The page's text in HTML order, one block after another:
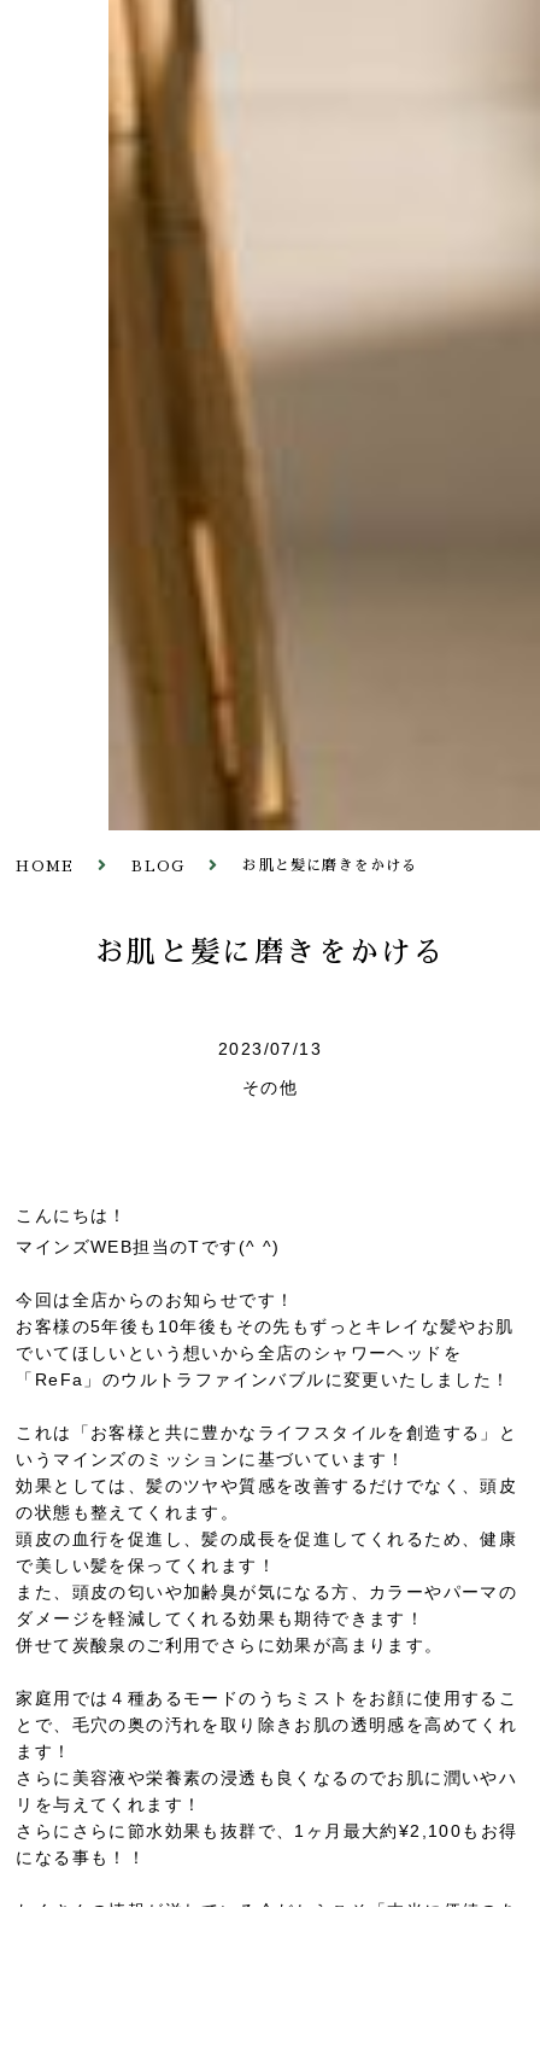
HOME BLOG お肌と髪に磨きをかける
お肌と髪に磨きをかける
2023/07/13
その他
こんにちは！
マインズWEB担当のTです(^ ^)
今回は全店からのお知らせです！
お客様の5年後も10年後もその先もずっとキレイな髪やお肌
でいてほしいという想いから全店のシャワーヘッドを
「ReFa」のウルトラファインバブルに変更いたしました！
これは「お客様と共に豊かなライフスタイルを創造する」と
いうマインズのミッションに基づいています！
効果としては、髪のツヤや質感を改善するだけでなく、頭皮
の状態も整えてくれます。
頭皮の血行を促進し、髪の成長を促進してくれるため、健康
で美しい髪を保ってくれます！
また、頭皮の匂いや加齢臭が気になる方、カラーやパーマの
ダメージを軽減してくれる効果も期待できます！
併せて炭酸泉のご利用でさらに効果が高まります。
家庭用では４種あるモードのうちミストをお顔に使用するこ
とで、毛穴の奥の汚れを取り除きお肌の透明感を高めてくれ
ます！
さらに美容液や栄養素の浸透も良くなるのでお肌に潤いやハ
リを与えてくれます！
さらにさらに節水効果も抜群で、1ヶ月最大約¥2,100もお得
になる事も！！
たくさんの情報が溢れている今だからこそ「本当に価値のあ